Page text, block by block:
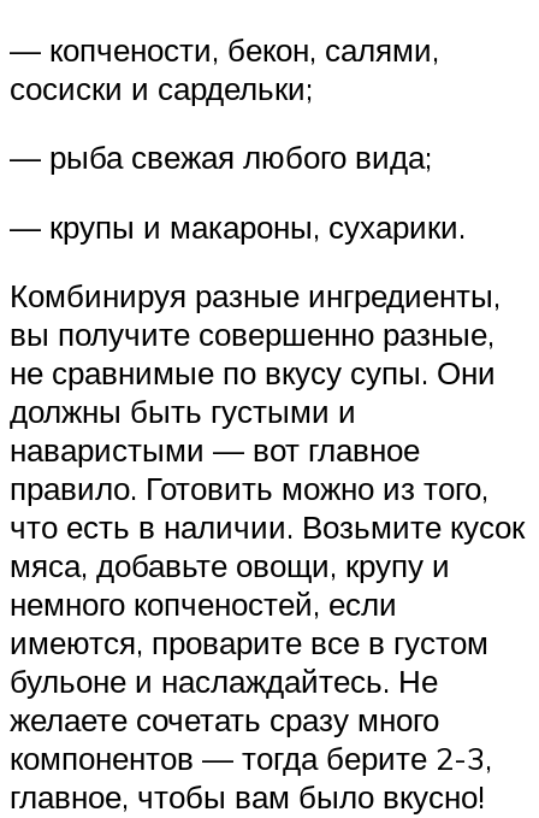
— копчености, бекон, салями,
сосиски и сардельки;
— рыба свежая любого вида;
— крупы и макароны, сухарики.
Комбинируя разные ингредиенты,
вы получите совершенно разные,
не сравнимые по вкусу супы. Они
должны быть густыми и
наваристыми — вот главное
правило. Готовить можно из того,
что есть в наличии. Возьмите кусок
мяса, добавьте овощи, крупу и
немного копченостей, если
имеются, проварите все в густом
бульоне и наслаждайтесь. Не
желаете сочетать сразу много
компонентов — тогда берите 2-3,
главное, чтобы вам было вкусно!